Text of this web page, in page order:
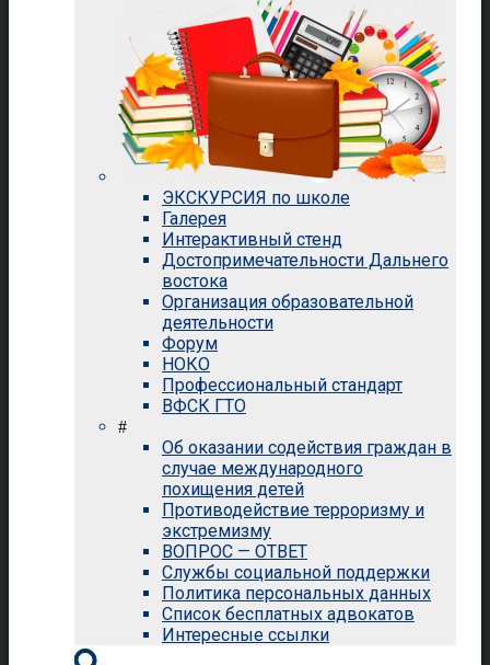
ЭКСКУРСИЯ по школе
Галерея
Интерактивный стенд
Достопримечательности Дальнего
востока
Организация образовательной
деятельности
Форум
НОКО
Профессиональный стандарт
ВФСК ГТО
#
Об оказании содействия граждан в
случае международного
похищения детей
Противодействие терроризму и
экстремизму
ВОПРОС — ОТВЕТ
Службы социальной поддержки
Политика персональных данных
Список бесплатных адвокатов
Интересные ссылки